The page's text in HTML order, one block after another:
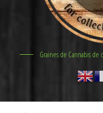
Graines de Cannabis